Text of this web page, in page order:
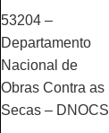
53204 –
Departamento
Nacional de
Obras Contra as
Secas – DNOCS